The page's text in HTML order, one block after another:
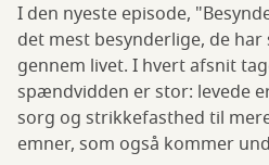
I den nyeste episode,
det mest besynderlige, de
gennem livet. I hvert afsnit
spændvidden er stor: levede
sorg og strikkefasthed til
emner, som også kommer